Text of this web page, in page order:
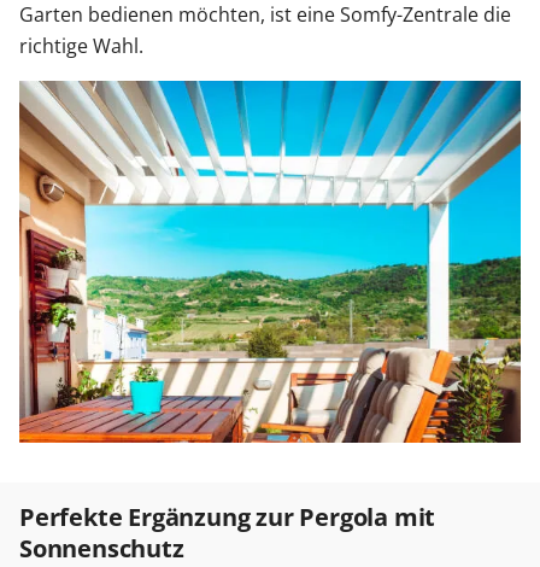
Garten bedienen möchten, ist eine Somfy-Zentrale die
richtige Wahl.
Perfekte Ergänzung zur Pergola mit
Sonnenschutz